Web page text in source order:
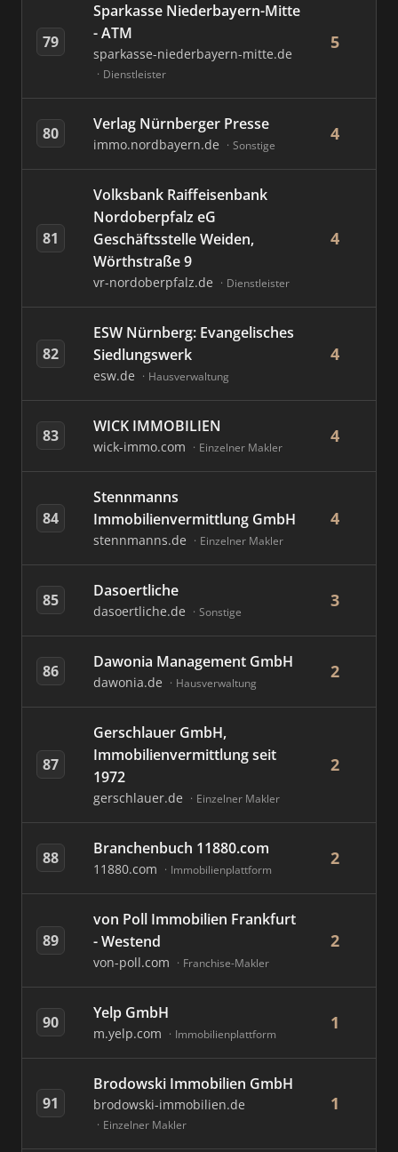
79
Sparkasse Niederbayern-Mitte
- ATM
sparkasse-niederbayern-mitte.de
Dienstleister
5
80 Verlag Nürnberger Presse
immo.nordbayern.de Sonstige
4
81
Volksbank Raiffeisenbank
Nordoberpfalz eG
Geschäftsstelle Weiden,
Wörthstraße 9
vr-nordoberpfalz.de Dienstleister
4
82
ESW Nürnberg: Evangelisches
Siedlungswerk
esw.de Hausverwaltung
4
83 WICK IMMOBILIEN
wick-immo.com Einzelner Makler
4
84
Stennmanns
Immobilienvermittlung GmbH
stennmanns.de Einzelner Makler
4
85 Dasoertliche
dasoertliche.de Sonstige
3
86 Dawonia Management GmbH
dawonia.de Hausverwaltung
2
87
Gerschlauer GmbH,
Immobilienvermittlung seit
1972
gerschlauer.de Einzelner Makler
2
88 Branchenbuch 11880.com
11880.com Immobilienplattform
2
89
von Poll Immobilien Frankfurt
- Westend
von-poll.com Franchise-Makler
2
90 Yelp GmbH
m.yelp.com Immobilienplattform
1
91
Brodowski Immobilien GmbH
brodowski-immobilien.de
Einzelner Makler
1